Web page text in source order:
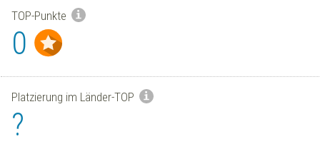
TOP-Punkte
0
Platzierung im Länder-TOP
?